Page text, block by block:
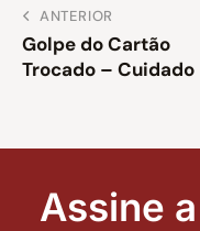
ANTERIOR
Golpe do Cartão
Trocado – Cuidado
Assine